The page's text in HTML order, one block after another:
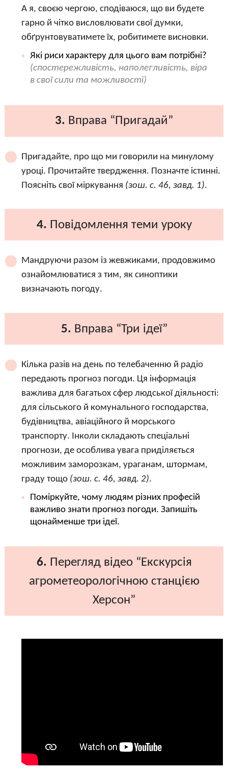
А я, своєю чергою, сподіваюся, що ви будете
гарно й чітко висловлювати свої думки,
обґрунтовуватимете їх, робитимете висновки.
Які риси характеру для цього вам потрібні?
(спостережливість, наполегливість, віра
в свої сили та можливості)
3. Вправа “Пригадай”
Пригадайте, про що ми говорили на минулому
уроці. Прочитайте твердження. Позначте істинні.
Поясніть свої міркування (зош. с. 46, завд. 1).
4. Повідомлення теми уроку
Мандруючи разом із жевжиками, продовжимо
ознайомлюватися з тим, як синоптики
визначають погоду.
5. Вправа “Три ідеї”
Кілька разів на день по телебаченню й радіо
передають прогноз погоди. Ця інформація
важлива для багатьох сфер людської діяльності:
для сільського й комунального господарства,
будівництва, авіаційного й морського
транспорту. Інколи складають спеціальні
прогнози, де особлива увага приділяється
можливим заморозкам, ураганам, штормам,
граду тощо (зош. с. 46, завд. 2).
Поміркуйте, чому людям різних професій
важливо знати прогноз погоди. Запишіть
щонайменше три ідеї.
6. Перегляд відео “Екскурсія
агрометеорологічною станцією
Херсон”